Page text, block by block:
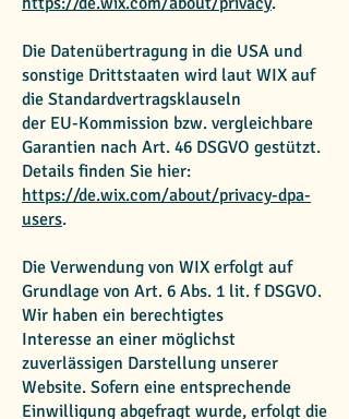
Die Datenübertragung in die USA und
sonstige Drittstaaten wird laut WIX auf
die Standardvertragsklauseln
der EU-Kommission bzw. vergleichbare
Garantien nach Art. 46 DSGVO gestützt.
Details finden Sie hier:
https://de.wix.com/about/privacy-dpa-
users.
Die Verwendung von WIX erfolgt auf
Grundlage von Art. 6 Abs. 1 lit. f DSGVO.
Wir haben ein berechtigtes
Interesse an einer möglichst
zuverlässigen Darstellung unserer
Website. Sofern eine entsprechende
Einwilligung abgefragt wurde, erfolgt die